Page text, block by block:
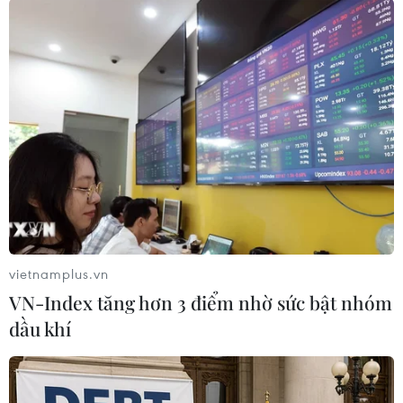
#Đội tuyển Indonesia
#Tiền đạo Irfan Bachdim
#AFF Suzuki Cup
#Chấn thương
#Huấn luyện viên Alfred Riedl
Indonesia
Theo dõi VietnamPlus
TIN LIÊN QUAN
vietnamplus.vn
VN-Index tăng hơn 3 điểm nhờ sức bật nhóm
dầu khí